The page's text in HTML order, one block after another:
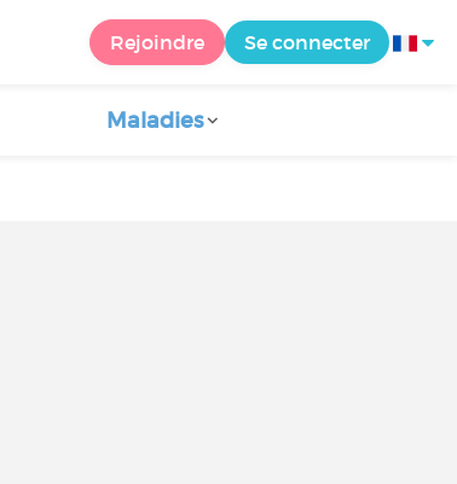
Rejoindre Se connecter
Maladies